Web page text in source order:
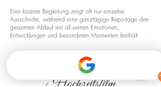
Eine kürzere Begleitung zeigt oft nur einzelne
Ausschnitte, während eine ganztägige Reportage den
gesamten Ablauf mit all seinen Emotionen,
Entwicklungen und besonderen Momenten festhält.
Drohnenaufnahmen für euren